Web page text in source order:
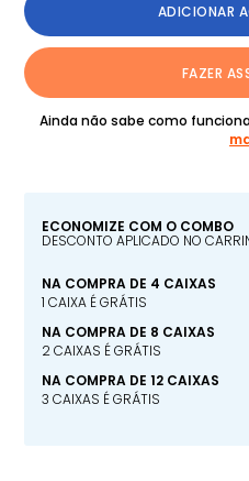
ADICIONAR
FAZER
Ainda não sabe como
ECONOMIZE COM O COMBO
DESCONTO APLICADO NO
NA COMPRA DE 4 CAIXAS
1 CAIXA É GRÁTIS
NA COMPRA DE 8 CAIXAS
2 CAIXAS É GRÁTIS
NA COMPRA DE 12 CAIXAS
3 CAIXAS É GRÁTIS